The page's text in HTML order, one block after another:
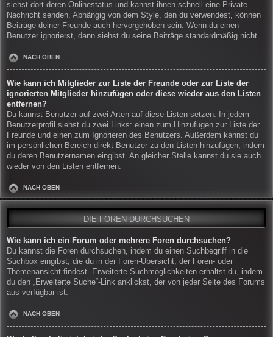
siehst dort deren Onlinestatus und kannst ihnen schnell eine Private
Nachricht senden. Abhängig von dem Style, den du verwendest, können
Beiträge deiner Freunde auch hervorgehoben sein. Wenn du einen
Benutzer ignorierst, dann siehst du seine Beiträge standardmäßig nicht.
NACH OBEN
Wie kann ich Mitglieder zur Liste der Freunde oder zur Liste der
ignorierten Mitglieder hinzufügen oder diese wieder aus den Listen
entfernen?
Du kannst Benutzer auf zwei Arten auf diese Listen setzen: In jedem
Benutzerprofil siehst du zwei Links: einen zum Hinzufügen zur Liste der
Freunde und einen zum Ignorieren des Benutzers. Außerdem kannst du
im persönlichen Bereich direkt Benutzer zu den Listen hinzufügen, indem
du deren Benutzernamen eingibst. An gleicher Stelle kannst du sie auch
wieder von den Listen entfernen.
NACH OBEN
DIE FOREN DURCHSUCHEN
Wie kann ich ein Forum oder mehrere Foren durchsuchen?
Du kannst die Foren durchsuchen, indem du einen Suchbegriff in die
Suchbox eingibst, die du in der Foren-Übersicht, der Foren- oder
Themenansicht findest. Erweiterte Suchmöglichkeiten erhältst du, indem
du den „Erweiterte Suche“-Link anklickst, der von jeder Seite des Forums
aus verfügbar ist.
NACH OBEN